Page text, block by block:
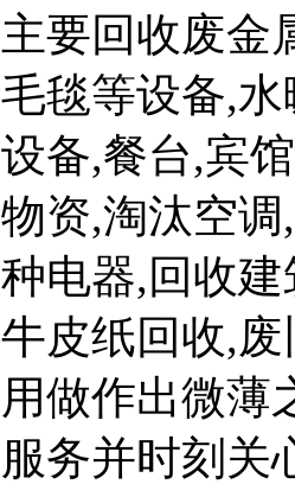
主要回收废金
毛毯等设备,
设备,餐台,宾
物资,淘汰空
种电器,回收
牛皮纸回收,
用做作出微薄
服务并时刻关